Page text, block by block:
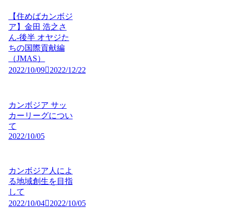
【住めばカンボジ
ア】金田 浩之さ
ん-後半 オヤジた
ちの国際貢献編
（JMAS）
2022/10/09
2022/12/22
カンボジア サッ
カーリーグについ
て
2022/10/05
カンボジア人によ
る地域創生を目指
して
2022/10/04
2022/10/05